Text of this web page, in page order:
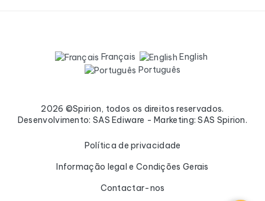
Français
English
Português
2026 ©Spirion, todos os direitos reservados.
Desenvolvimento: SAS Ediware - Marketing: SAS Spirion.
Política de privacidade
Informação legal e Condições Gerais
Contactar-nos